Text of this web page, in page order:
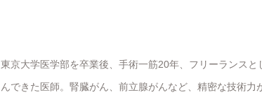
東京大学医学部を卒業後、手術一筋20年、フリーランスと
んできた医師。腎臓がん、前立腺がんなど、精密な技術力